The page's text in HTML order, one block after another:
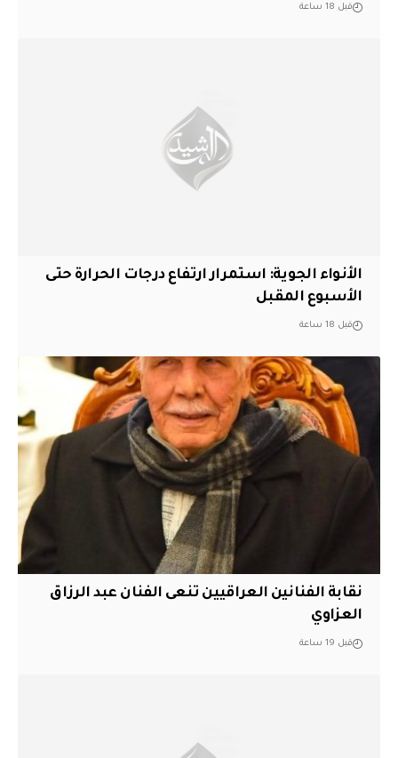
قبل 18 ساعة
الأنواء الجوية: استمرار ارتفاع درجات الحرارة حتى
الأسبوع المقبل
قبل 18 ساعة
نقابة الفنانين العراقيين تنعى الفنان عبد الرزاق
العزاوي
قبل 19 ساعة